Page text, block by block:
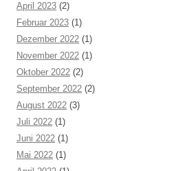
April 2023 (2)
Februar 2023 (1)
Dezember 2022 (1)
November 2022 (1)
Oktober 2022 (2)
September 2022 (2)
August 2022 (3)
Juli 2022 (1)
Juni 2022 (1)
Mai 2022 (1)